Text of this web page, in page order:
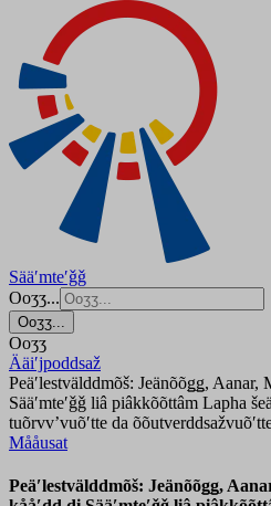
Sääʹmteʹǧǧ
Ooʒʒ...
Ooʒʒ...
Ooʒʒ
Ääiʹjpoddsaž
Peäʹlestvälddmõš: Jeänõõǥǥ,
Sääʹmteʹǧǧ liâ piâkkõõttâm Lapha
tuõrvvʼvuõʹtte da
Mååusat
Peäʹlestvälddmõš: Jeänõõǥǥ,